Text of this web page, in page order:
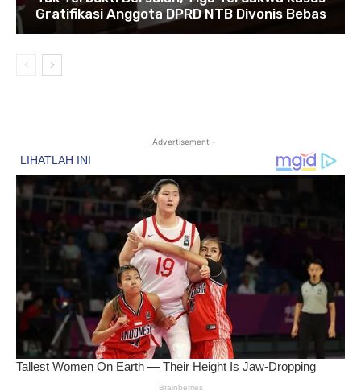
Gratifikasi Anggota DPRD NTB Divonis Bebas
- Advertisement -